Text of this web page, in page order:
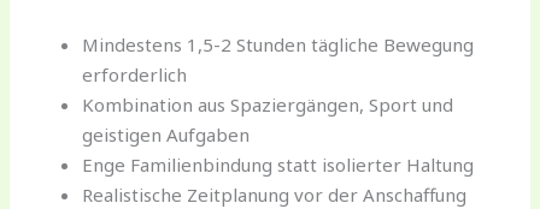
Mindestens 1,5-2 Stunden tägliche Bewegung
erforderlich
Kombination aus Spaziergängen, Sport und
geistigen Aufgaben
Enge Familienbindung statt isolierter Haltung
Realistische Zeitplanung vor der Anschaffung